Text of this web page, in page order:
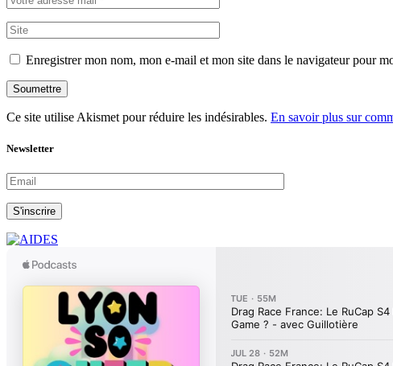
Enregistrer mon nom, mon e-mail et mon site dans le navigateur pour
Soumettre
Ce site utilise Akismet pour réduire les indésirables. En savoir plus sur
Newsletter
S'inscrire